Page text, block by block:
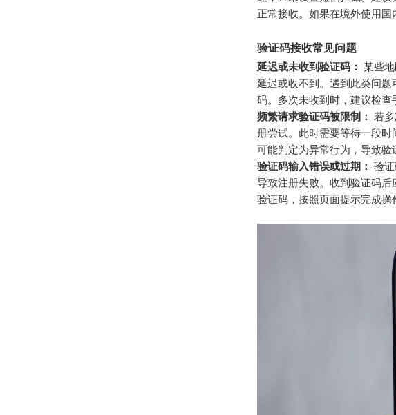
正常接收。如果在境外使用国
验证码接收常见问题
延迟或未收到验证码： 某些
延迟或收不到。遇到此类问
码。多次未收到时，建议检查
频繁请求验证码被限制：
若
册尝试。此时需要等待一段
可能判定为异常行为，导致验
验证码输入错误或过期： 验
导致注册失败。收到验证码
验证码，按照页面提示完成操